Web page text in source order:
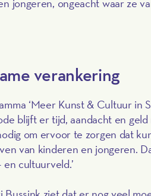
jongeren, ongeacht waar ze
verankering
‘Meer Kunst & Cultuur in
blijft er tijd, aandacht en
om ervoor te zorgen dat
van kinderen en jongeren.
cultuurveld.’